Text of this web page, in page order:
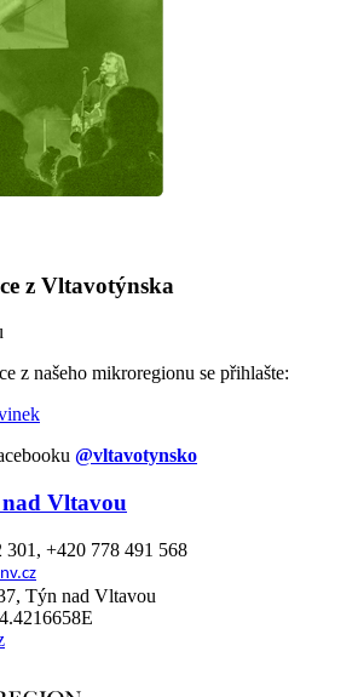
z Vltavotýnska
z našeho mikroregionu se přihlašte:
@vltavotynsko
Vltavou
+420 778 491 568
Týn nad Vltavou